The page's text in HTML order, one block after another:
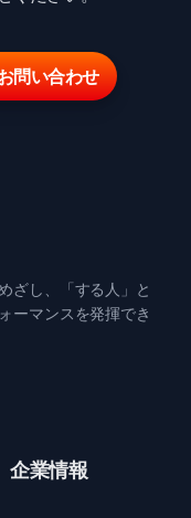
問い合わせ
ざし、「する人」と
ーマンスを発揮でき
企業情報